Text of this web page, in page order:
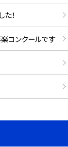
！
コンクールです